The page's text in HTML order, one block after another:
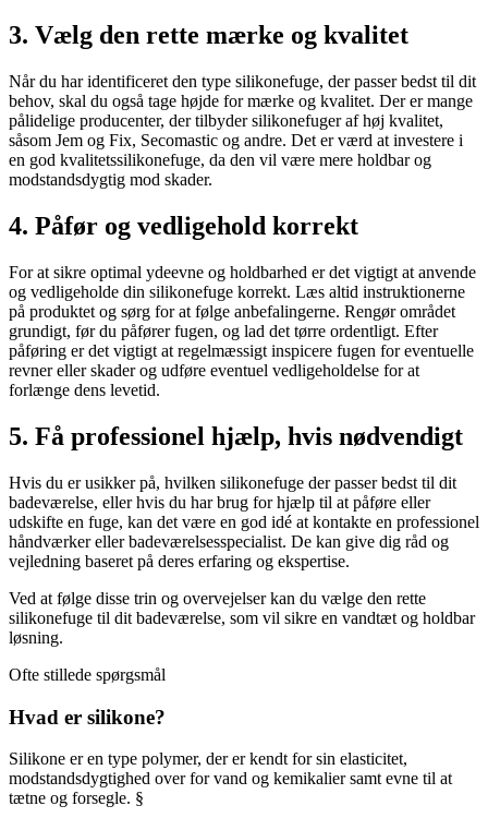
3. Vælg den rette mærke og kvalitet
Når du har identificeret den type silikonefuge, der passer bedst til dit
behov, skal du også tage højde for mærke og kvalitet. Der er mange
pålidelige producenter, der tilbyder silikonefuger af høj kvalitet,
såsom Jem og Fix, Secomastic og andre. Det er værd at investere i
en god kvalitetssilikonefuge, da den vil være mere holdbar og
modstandsdygtig mod skader.
4. Påfør og vedligehold korrekt
For at sikre optimal ydeevne og holdbarhed er det vigtigt at anvende
og vedligeholde din silikonefuge korrekt. Læs altid instruktionerne
på produktet og sørg for at følge anbefalingerne. Rengør området
grundigt, før du påfører fugen, og lad det tørre ordentligt. Efter
påføring er det vigtigt at regelmæssigt inspicere fugen for eventuelle
revner eller skader og udføre eventuel vedligeholdelse for at
forlænge dens levetid.
5. Få professionel hjælp, hvis nødvendigt
Hvis du er usikker på, hvilken silikonefuge der passer bedst til dit
badeværelse, eller hvis du har brug for hjælp til at påføre eller
udskifte en fuge, kan det være en god idé at kontakte en professionel
håndværker eller badeværelsesspecialist. De kan give dig råd og
vejledning baseret på deres erfaring og ekspertise.
Ved at følge disse trin og overvejelser kan du vælge den rette
silikonefuge til dit badeværelse, som vil sikre en vandtæt og holdbar
løsning.
Ofte stillede spørgsmål
Hvad er silikone?
Silikone er en type polymer, der er kendt for sin elasticitet,
modstandsdygtighed over for vand og kemikalier samt evne til at
tætne og forsegle. §